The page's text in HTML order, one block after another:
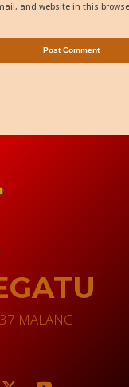
and website in this
MALANG